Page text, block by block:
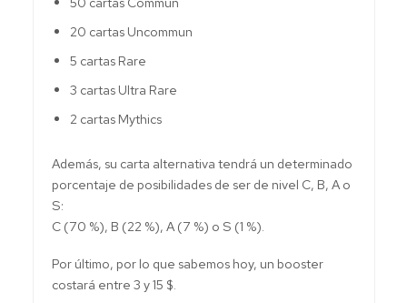
20 cartas Uncommun
5 cartas Rare
3 cartas Ultra Rare
2 cartas Mythics
Además, su carta alternativa tendrá un determinado
porcentaje de posibilidades de ser de nivel C, B, A o
S:
C (70 %), B (22 %), A (7 %) o S (1 %).
Por último, por lo que sabemos hoy, un booster
costará entre 3 y 15 $.